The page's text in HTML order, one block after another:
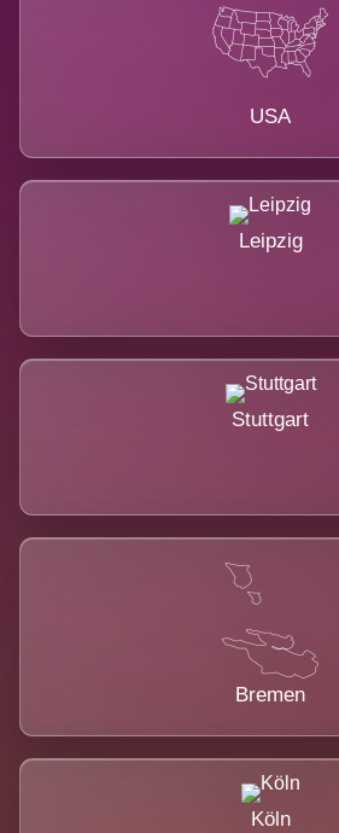
USA
Leipzig
Stuttgart
Bremen
Köln